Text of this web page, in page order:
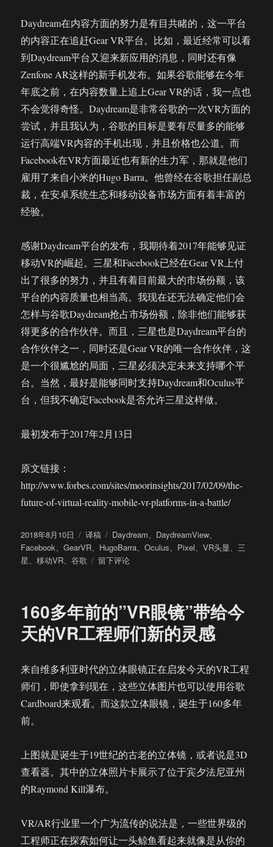
Daydream在内容方面的努力是有目共睹的，这一平台
的内容正在追赶Gear VR平台。比如，最近经常可以看
到Daydream平台又迎来新应用的消息，同时还有像
Zenfone AR这样的新手机发布。如果谷歌能够在今年
年底之前，在内容数量上追上Gear VR的话，我一点也
不会觉得奇怪。Daydream是非常谷歌的一次VR方面的
尝试，并且我认为，谷歌的目标是要有尽量多的能够
运行高端VR内容的手机出现，并且价格也公道。而
Facebook在VR方面最近也有新的生力军，那就是他们
雇用了来自小米的Hugo Barra。他曾经在谷歌担任副总
裁，在安卓系统生态和移动设备市场方面有着丰富的
经验。
感谢Daydream平台的发布，我期待着2017年能够见证
移动VR的崛起。三星和Facebook已经在Gear VR上付
出了很多的努力，并且有着目前最大的市场份额，该
平台的内容质量也相当高。我现在还无法确定他们会
怎样与谷歌Daydream抢占市场份额，除非他们能够获
得更多的合作伙伴。而且，三星也是Daydream平台的
合作伙伴之一，同时还是Gear VR的唯一合作伙伴，这
是一个很尴尬的局面，三星必须决定未来支持哪个平
台。当然，最好是能够同时支持Daydream和Oculus平
台，但我不确定Facebook是否允许三星这样做。
最初发布于2017年2月13日
原文链接：
http://www.forbes.com/sites/moorinsights/2017/02/09/the-
future-of-virtual-reality-mobile-vr-platforms-in-a-battle/
发
布
于
2018年8月10日
分
类
译稿
标
签
Daydream、 DaydreamView、
Facebook、GearVR、 HugoBarra、Oculus、 Pixel、VR头显、三
星、移动VR、谷歌
于
的
平
台
争
三
星
和
何
去
何
从?
留下评论
160多年前的”VR眼镜”带给今
天的VR工程师们新的灵感
来自维多利亚时代的立体眼镜正在启发今天的VR工程
师们，即使拿到现在，这些立体图片也可以使用谷歌
Cardboard来观看。而这款立体眼镜，诞生于160多年
前。
上图就是诞生于19世纪的古老的立体镜，或者说是3D
查看器。其中的立体照片卡展示了位于宾夕法尼亚州
的Raymond Kill瀑布。
VR/AR行业里一个广为流传的说法是，一些世界级的
工程师正在探索如何让一头鲸鱼看起来就像是从你的